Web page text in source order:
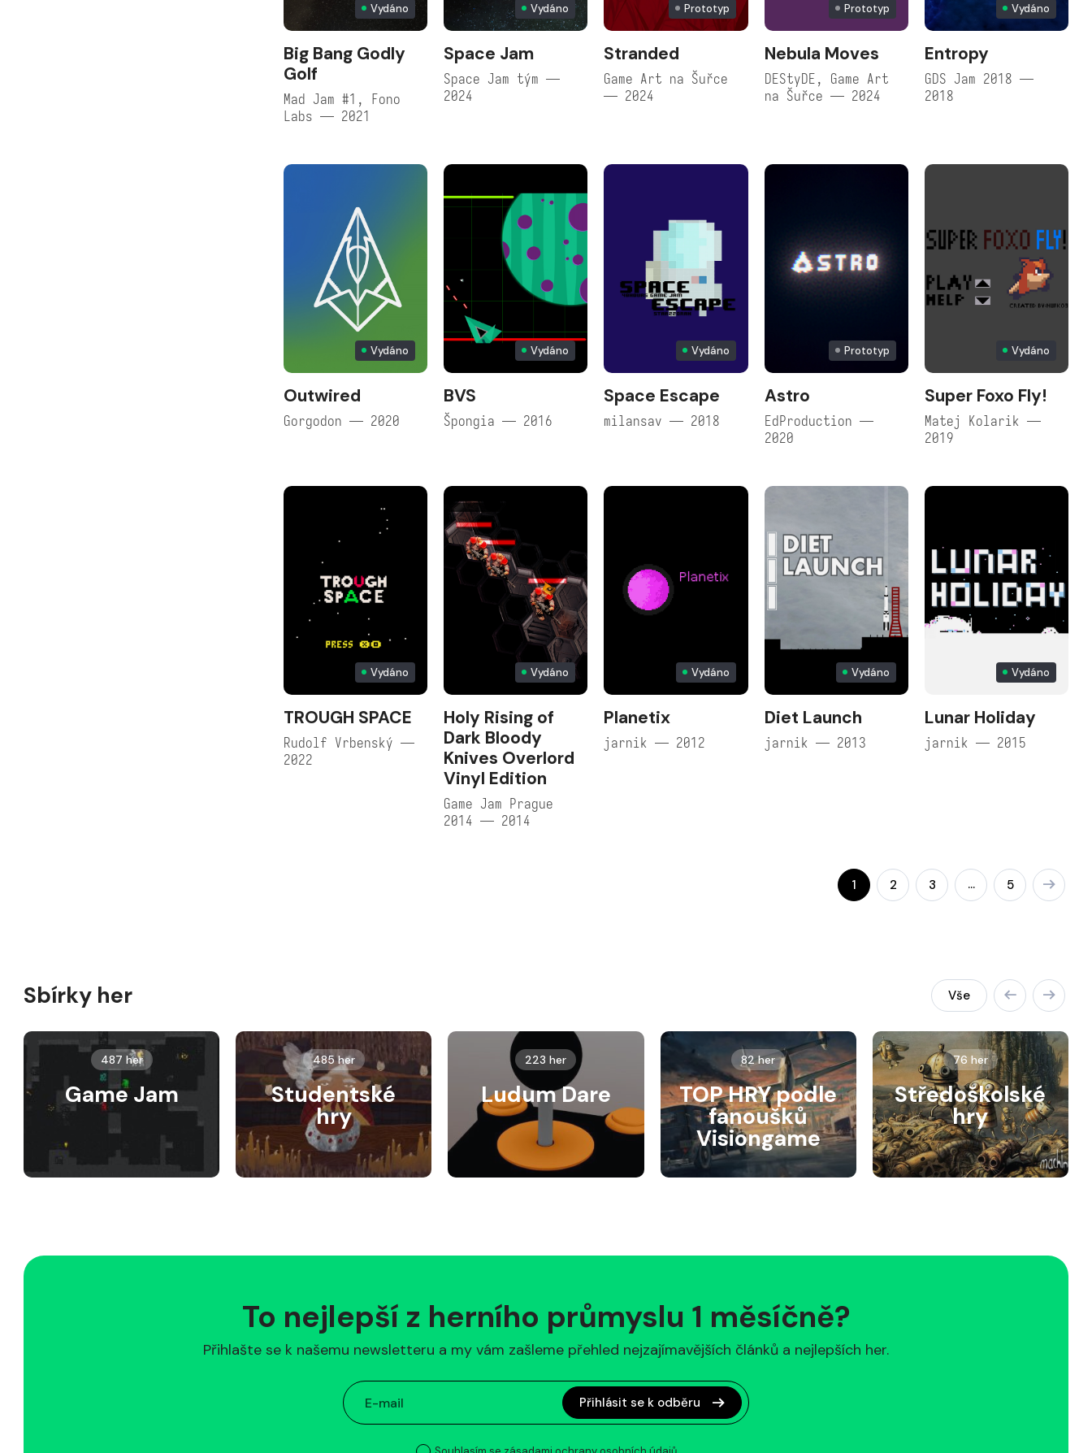
Vydáno
Big Bang Godly
Golf
Mad Jam #1, Fono
Labs — 2021
Vydáno
Space Jam
Space Jam tým —
2024
Prototyp
Stranded
Game Art na Šuřce
— 2024
Prototyp
Nebula Moves
DEStyDE, Game Art
na Šuřce — 2024
Vydáno
Entropy
GDS Jam 2018 —
2018
Vydáno
Outwired
Gorgodon — 2020
Vydáno
BVS
Špongia — 2016
Vydáno
Space Escape
milansav — 2018
Prototyp
Astro
EdProduction —
2020
Vydáno
Super Foxo Fly!
Matej Kolarik —
2019
Vydáno
TROUGH SPACE
Rudolf Vrbenský —
2022
Vydáno
Holy Rising of
Dark Bloody
Knives Overlord
Vinyl Edition
Game Jam Prague
2014 — 2014
Vydáno
Planetix
jarnik — 2012
Vydáno
Diet Launch
jarnik — 2013
Vydáno
Lunar Holiday
jarnik — 2015
1 2 3 … 5
Sbírky her Vše
487 her
Game Jam
485 her
Studentské
hry
223 her
Ludum Dare
82 her
TOP HRY podle
fanoušků
Visiongame
76 her
Středoškolské
hry
To nejlepší z herního průmyslu 1 měsíčně?
Přihlašte se k našemu newsletteru a my vám zašleme přehled nejzajímavějších článků a nejlepších her.
Přihlásit se k odběru